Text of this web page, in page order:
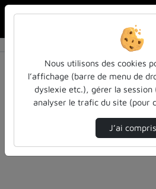
Résultats de la
Filtres actifs (cliquer pour en
education
Allemand formation
Nous utilisons des cookies
l’affichage (barre de menu de
dyslexie etc.), gérer la
analyser le trafic du site (pour
J’ai compris